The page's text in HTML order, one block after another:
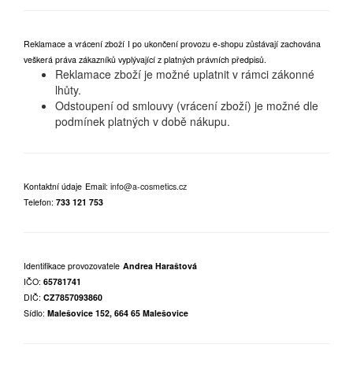
Reklamace a vrácení zboží I po ukončení provozu e-shopu zůstávají zachována
veškerá práva zákazníků vyplývající z platných právních předpisů.
Reklamace zboží je možné uplatnit v rámci zákonné
lhůty.
Odstoupení od smlouvy (vrácení zboží) je možné dle
podmínek platných v době nákupu.
Kontaktní údaje Email: info@a-cosmetics.cz
Telefon: 733 121 753
Identifikace provozovatele Andrea Haraštová
IČO: 65781741
DIČ: CZ7857093860
Sídlo: Malešovice 152, 664 65 Malešovice